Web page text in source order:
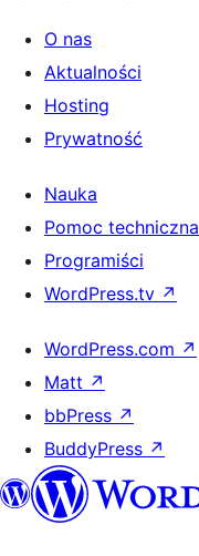
O nas
Aktualności
Hosting
Prywatność
Nauka
Pomoc techniczna
Programiści
WordPress.tv ↗
WordPress.com ↗
Matt ↗
bbPress ↗
BuddyPress ↗